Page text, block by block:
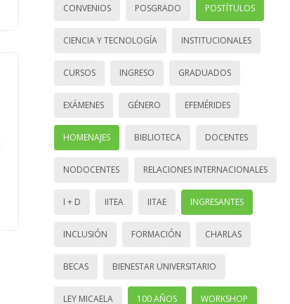
CONVENIOS POSGRADO POSTÍTULOS
CIENCIA Y TECNOLOGÍA INSTITUCIONALES
CURSOS INGRESO GRADUADOS
EXÁMENES GÉNERO EFEMÉRIDES
HOMENAJES BIBLIOTECA DOCENTES
NODOCENTES RELACIONES INTERNACIONALES
I + D IITEA IITAE INGRESANTES
INCLUSIÓN FORMACIÓN CHARLAS
BECAS BIENESTAR UNIVERSITARIO
LEY MICAELA 100 AÑOS WORKSHOP